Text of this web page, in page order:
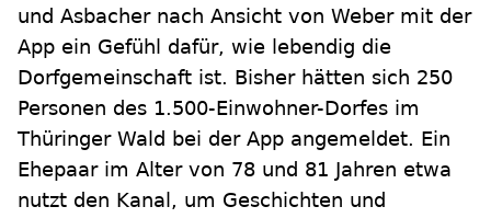
und Asbacher nach Ansicht von Weber mit der
App ein Gefühl dafür, wie lebendig die
Dorfgemeinschaft ist. Bisher hätten sich 250
Personen des 1.500-Einwohner-Dorfes im
Thüringer Wald bei der App angemeldet. Ein
Ehepaar im Alter von 78 und 81 Jahren etwa
nutzt den Kanal, um Geschichten und